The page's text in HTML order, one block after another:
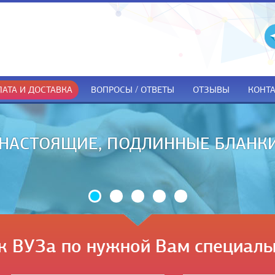
И ДОСТАВКА ВОПРОСЫ / ОТВЕТЫ ОТЗЫВЫ
ТОЛЬКО ПРИ
ВУЗа по нужной Вам